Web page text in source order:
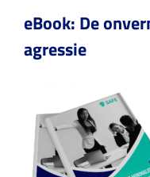
*
eBook: De
agressie